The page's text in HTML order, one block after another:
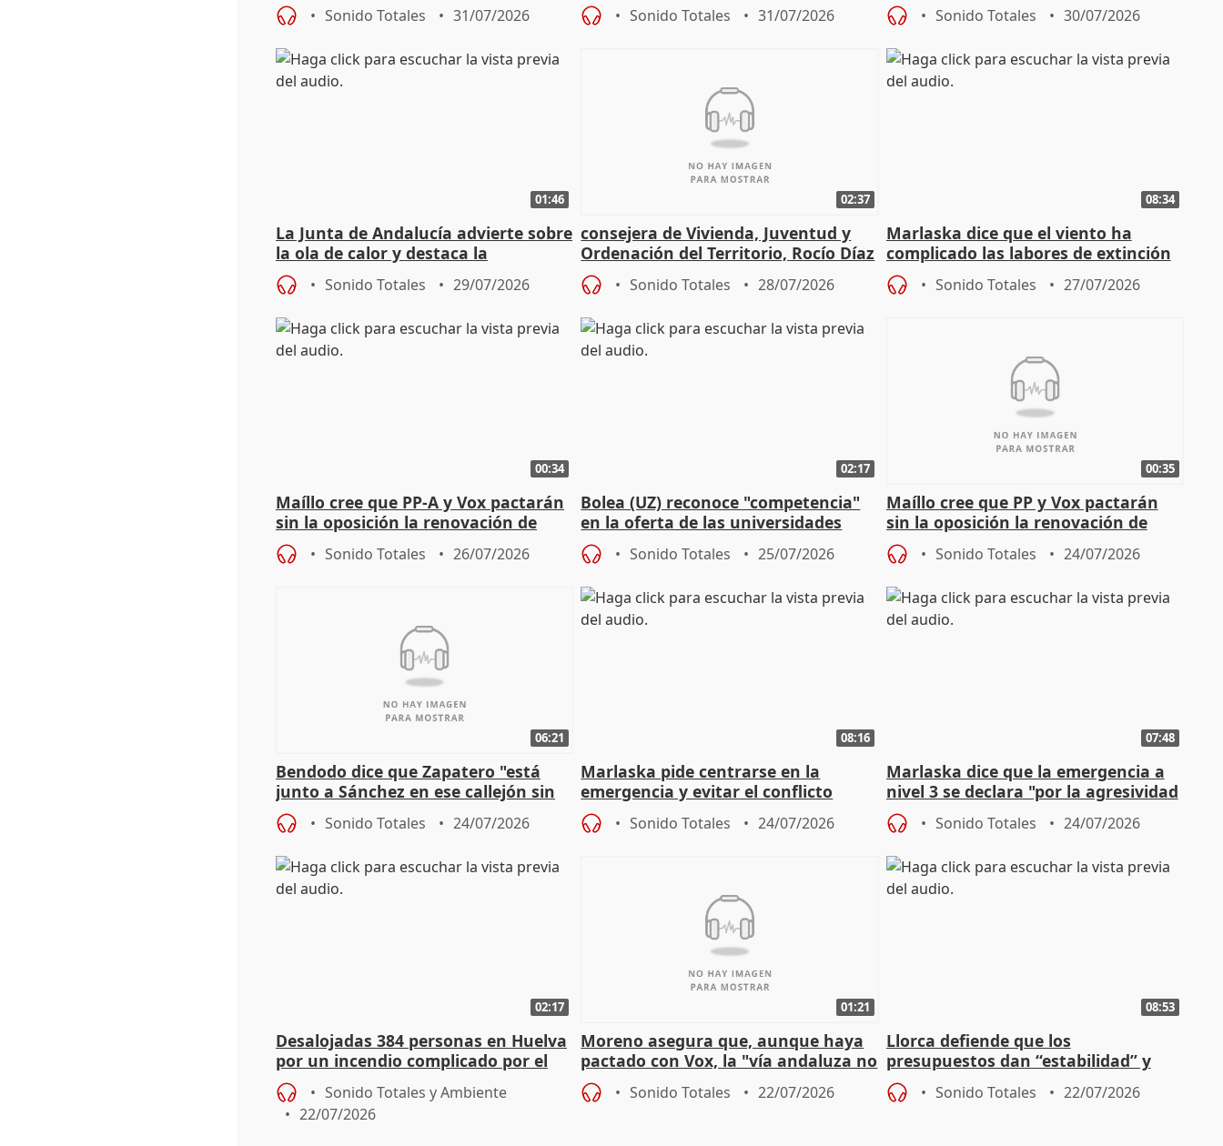
Sonido Totales 31/07/2026 Sonido Totales 31/07/2026 Sonido Totales 30/07/2026
01:46
La Junta de Andalucía advierte sobre
la ola de calor y destaca la
importancia de la prevención
Sonido Totales 29/07/2026
02:37
consejera de Vivienda, Juventud y
Ordenación del Territorio, Rocío Díaz
Sonido Totales 28/07/2026
08:34
Marlaska dice que el viento ha
complicado las labores de extinción
durante la madrugada
Sonido Totales 27/07/2026
00:34
Maíllo cree que PP-A y Vox pactarán
sin la oposición la renovación de
órganos como el Defensor
Sonido Totales 26/07/2026
02:17
Bolea (UZ) reconoce "competencia"
en la oferta de las universidades
privadas
Sonido Totales 25/07/2026
00:35
Maíllo cree que PP y Vox pactarán
sin la oposición la renovación de
órganos como el Defensor
Sonido Totales 24/07/2026
06:21
Bendodo dice que Zapatero "está
junto a Sánchez en ese callejón sin
salida
Sonido Totales 24/07/2026
08:16
Marlaska pide centrarse en la
emergencia y evitar el conflicto
político
Sonido Totales 24/07/2026
07:48
Marlaska dice que la emergencia a
nivel 3 se declara "por la agresividad
de los incendios"
Sonido Totales 24/07/2026
02:17
Desalojadas 384 personas en Huelva
por un incendio complicado por el
viento
Sonido Totales y Ambiente
22/07/2026
01:21
Moreno asegura que, aunque haya
pactado con Vox, la "vía andaluza no
ha muerto" ni él va a "cambiar"
Sonido Totales 22/07/2026
08:53
Llorca defiende que los
presupuestos dan “estabilidad” y
dice que no ha hablado con Feijóo
Sonido Totales 22/07/2026